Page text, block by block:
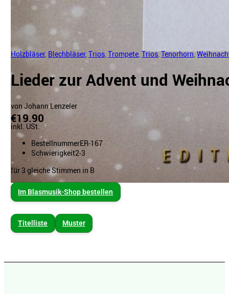
Holzbläser, Blechbläser,Trios ,Trompete ,Trios,Tenorhorn,
Lieder zur Advent und
von Johann Lenzeler
€19.90
inkl. USt.
BestellnummerER-167
Schwierigkeit2-3
für 3 gleiche Stimmen in B
Im Blasmusik-Shop bestellen
Titelliste Muster